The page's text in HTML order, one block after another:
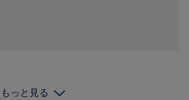
もっと見る